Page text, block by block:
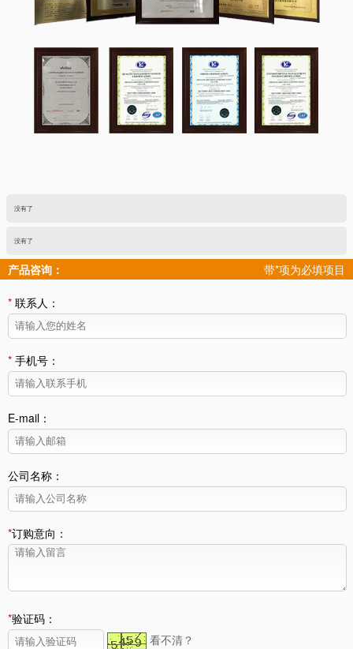
没有了
没有了
产品咨询： 带*项为必填项目
* 联系人：
* 手机号：
E-mail：
公司名称：
*订购意向：
*验证码：
看不清？